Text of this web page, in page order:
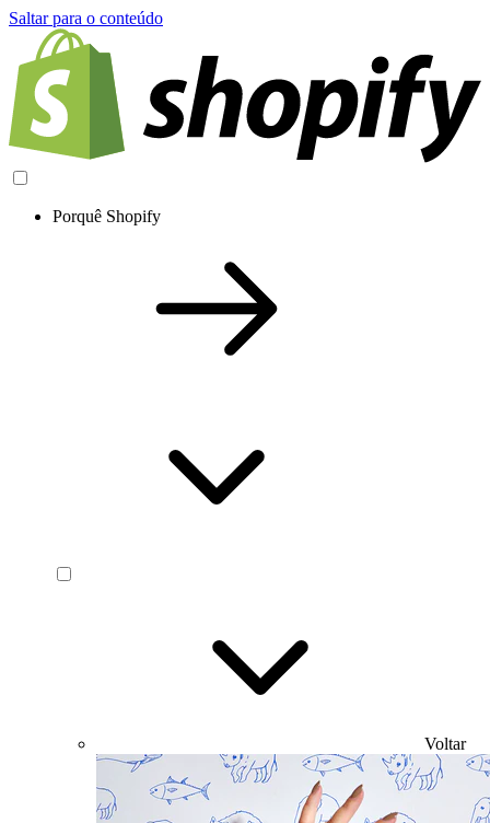
Saltar para o conteúdo
Porquê Shopify
Voltar